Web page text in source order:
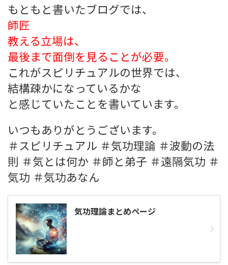
もともと書いたブログでは、
師匠
教える立場は、
最後まで面倒を見ることが必要。
これがスピリチュアルの世界では、
結構疎かになっているかな
と感じていたことを書いています。
いつもありがとうございます。
＃スピリチュアル ＃気功理論 ＃波動の法
則 ＃気とは何か ＃師と弟子 ＃遠隔気功 ＃
気功 ＃気功あなん
気功理論まとめページ